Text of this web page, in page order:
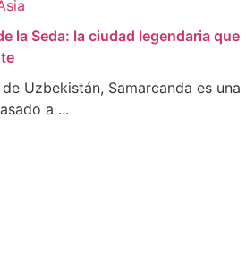
la Seda: la ciudad legendaria que
Uzbekistán, Samarcanda es una
a ...